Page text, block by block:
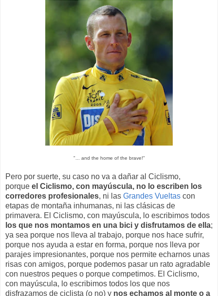
"... and the home of the brave!"
Pero por suerte, su caso no va a dañar al Ciclismo,
porque el Ciclismo, con mayúscula, no lo escriben los
corredores profesionales, ni las Grandes Vueltas con
etapas de montaña inhumanas, ni las clásicas de
primavera. El Ciclismo, con mayúscula, lo escribimos todos
los que nos montamos en una bici y disfrutamos de ella;
ya sea porque nos lleva al trabajo, porque nos hace sufrir,
porque nos ayuda a estar en forma, porque nos lleva por
parajes impresionantes, porque nos permite echarnos unas
risas con amigos, porque podemos pasar un rato agradable
con nuestros peques o porque competimos. El Ciclismo,
con mayúscula, lo escribimos todos los que nos
disfrazamos de ciclista (o no) y nos echamos al monte o a